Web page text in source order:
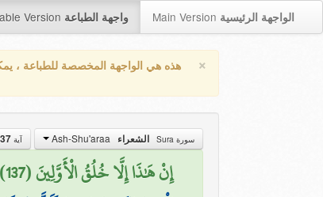
Version واجهة الطباعة Main Version الواجهة الرئيسية
× هذه هي الواجهة المخصصة للطباعة ،
سورة Sura الشعراء آية Aya
إِنْ هَٰذَا إِلَّا خُلُقُ الْأَوَّلِينَ (137)